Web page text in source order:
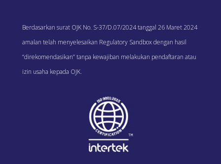
Berdasarkan surat OJK No. S-37/D.07/2024 tanggal 26 Maret 2024
amalan telah menyelesaikan Regulatory Sandbox dengan hasil
“direkomendasikan” tanpa kewajiban melakukan pendaftaran atau
izin usaha kepada OJK.